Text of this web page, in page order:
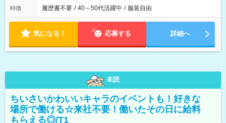
特徴 履歴書不要 / 40～50代活躍中 / 服装自由
気になる！ 応募する 詳細へ
未読
ちいさいかわいいキャラのイベントも！好きな
場所で働ける☆来社不要！働いたその日に給料
もらえる◎/T1